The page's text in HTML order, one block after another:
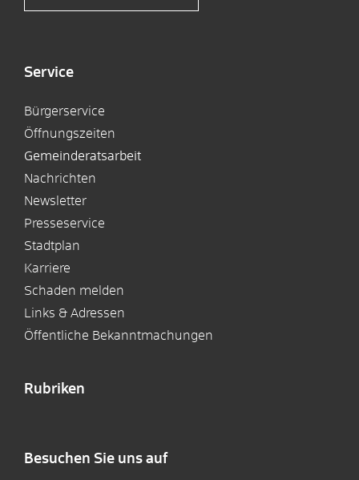
Service
Bürgerservice
Öffnungszeiten
Gemeinderatsarbeit
Nachrichten
Newsletter
Presseservice
Stadtplan
Karriere
Schaden melden
Links & Adressen
Öffentliche Bekanntmachungen
Rubriken
Besuchen Sie uns auf